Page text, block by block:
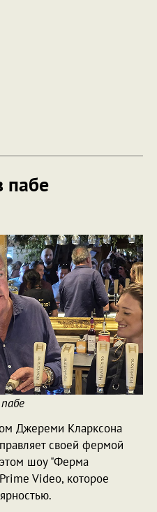
пабе
Джереми Кларксона
своей фермой
шоу "Ферма
Video, которое